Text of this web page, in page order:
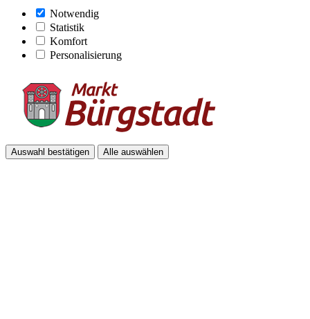
Notwendig
Statistik
Komfort
Personalisierung
Auswahl bestätigen Alle auswählen